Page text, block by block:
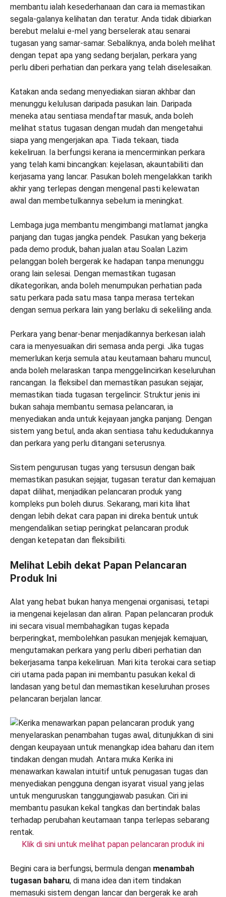
membantu ialah kesederhanaan dan cara ia memastikan
segala-galanya kelihatan dan teratur. Anda tidak dibiarkan
berebut melalui e-mel yang berselerak atau senarai
tugasan yang samar-samar. Sebaliknya, anda boleh melihat
dengan tepat apa yang sedang berjalan, perkara yang
perlu diberi perhatian dan perkara yang telah diselesaikan.
Katakan anda sedang menyediakan siaran akhbar dan
menunggu kelulusan daripada pasukan lain. Daripada
meneka atau sentiasa mendaftar masuk, anda boleh
melihat status tugasan dengan mudah dan mengetahui
siapa yang mengerjakan apa. Tiada tekaan, tiada
kekeliruan. Ia berfungsi kerana ia mencerminkan perkara
yang telah kami bincangkan: kejelasan, akauntabiliti dan
kerjasama yang lancar. Pasukan boleh mengelakkan tarikh
akhir yang terlepas dengan mengenal pasti kelewatan
awal dan membetulkannya sebelum ia meningkat.
Lembaga juga membantu mengimbangi matlamat jangka
panjang dan tugas jangka pendek. Pasukan yang bekerja
pada demo produk, bahan jualan atau Soalan Lazim
pelanggan boleh bergerak ke hadapan tanpa menunggu
orang lain selesai. Dengan memastikan tugasan
dikategorikan, anda boleh menumpukan perhatian pada
satu perkara pada satu masa tanpa merasa tertekan
dengan semua perkara lain yang berlaku di sekeliling anda.
Perkara yang benar-benar menjadikannya berkesan ialah
cara ia menyesuaikan diri semasa anda pergi. Jika tugas
memerlukan kerja semula atau keutamaan baharu muncul,
anda boleh melaraskan tanpa menggelincirkan keseluruhan
rancangan. Ia fleksibel dan memastikan pasukan sejajar,
memastikan tiada tugasan tergelincir. Struktur jenis ini
bukan sahaja membantu semasa pelancaran, ia
menyediakan anda untuk kejayaan jangka panjang. Dengan
sistem yang betul, anda akan sentiasa tahu kedudukannya
dan perkara yang perlu ditangani seterusnya.
Sistem pengurusan tugas yang tersusun dengan baik
memastikan pasukan sejajar, tugasan teratur dan kemajuan
dapat dilihat, menjadikan pelancaran produk yang
kompleks pun boleh diurus. Sekarang, mari kita lihat
dengan lebih dekat cara papan ini direka bentuk untuk
mengendalikan setiap peringkat pelancaran produk
dengan ketepatan dan fleksibiliti.
Melihat Lebih dekat Papan Pelancaran
Produk Ini
Alat yang hebat bukan hanya mengenai organisasi, tetapi
ia mengenai kejelasan dan aliran. Papan pelancaran produk
ini secara visual membahagikan tugas kepada
berperingkat, membolehkan pasukan menjejak kemajuan,
mengutamakan perkara yang perlu diberi perhatian dan
bekerjasama tanpa kekeliruan. Mari kita terokai cara setiap
ciri utama pada papan ini membantu pasukan kekal di
landasan yang betul dan memastikan keseluruhan proses
pelancaran berjalan lancar.
Klik di sini untuk melihat papan pelancaran produk ini
Begini cara ia berfungsi, bermula dengan menambah
tugasan baharu, di mana idea dan item tindakan
memasuki sistem dengan lancar dan bergerak ke arah